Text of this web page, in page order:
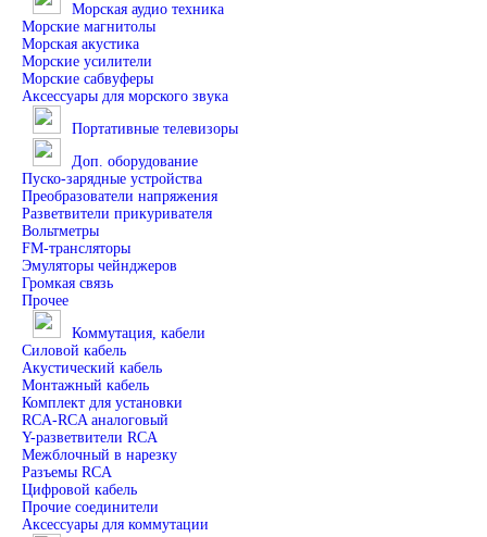
Морская аудио техника
Морские магнитолы
Морская акустика
Морские усилители
Морские сабвуферы
Аксессуары для морского звука
Портативные телевизоры
Доп. оборудование
Пуско-зарядные устройства
Преобразователи напряжения
Разветвители прикуривателя
Вольтметры
FM-трансляторы
Эмуляторы чейнджеров
Громкая связь
Прочее
Коммутация, кабели
Силовой кабель
Акустический кабель
Монтажный кабель
Комплект для установки
RCA-RCA аналоговый
Y-разветвители RCA
Межблочный в нарезку
Разъемы RCA
Цифровой кабель
Прочие соединители
Аксессуары для коммутации